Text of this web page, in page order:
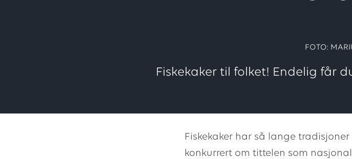
FOTO:
Fiskekaker til folket! Endelig får
Fiskekaker har så lange
konkurrert om tittelen som